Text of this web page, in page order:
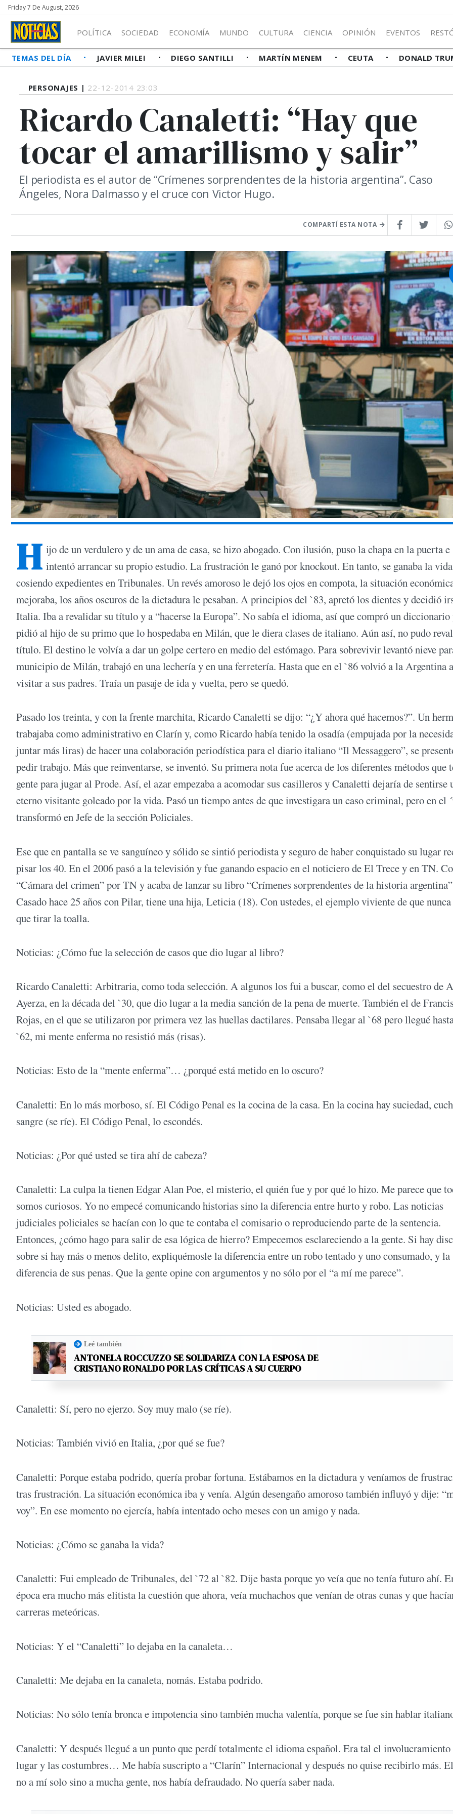
Friday 7 De August, 2026
POLÍTICA SOCIEDAD ECONOMÍA MUNDO CULTURA CIENCIA OPINIÓN EVENTOS
TEMAS DEL DÍA JAVIER MILEI DIEGO SANTILLI MARTÍN MENEM CEUTA DONALD
PERSONAJES | 22-12-2014 23:03
Ricardo Canaletti: “Hay que
tocar el amarillismo y salir”
El periodista es el autor de “Crímenes sorprendentes de la historia argentina”. Caso
Ángeles, Nora Dalmasso y el cruce con Victor Hugo.
COMPARTÍ ESTA NOTA
H ijo de un verdulero y de un ama de casa, se hizo abogado. Con ilusión, puso la chapa en la puerta e
intentó arrancar su propio estudio. La frustración le ganó por knockout. En tanto, se ganaba la vida
cosiendo expedientes en Tribunales. Un revés amoroso le dejó los ojos en compota, la situación
mejoraba, los años oscuros de la dictadura le pesaban. A principios del `83, apretó los dientes y decidió
Italia. Iba a revalidar su título y a “hacerse la Europa”. No sabía el idioma, así que compró un
pidió al hijo de su primo que lo hospedaba en Milán, que le diera clases de italiano. Aún así, no pudo
título. El destino le volvía a dar un golpe certero en medio del estómago. Para sobrevivir levantó nieve
municipio de Milán, trabajó en una lechería y en una ferretería. Hasta que en el `86 volvió a la Argentina a
visitar a sus padres. Traía un pasaje de ida y vuelta, pero se quedó.
Pasado los treinta, y con la frente marchita, Ricardo Canaletti se dijo: “¿Y ahora qué hacemos?”. Un
trabajaba como administrativo en Clarín y, como Ricardo había tenido la osadía (empujada por la
juntar más liras) de hacer una colaboración periodística para el diario italiano “Il Messaggero”, se
pedir trabajo. Más que reinventarse, se inventó. Su primera nota fue acerca de los diferentes métodos que
gente para jugar al Prode. Así, el azar empezaba a acomodar sus casilleros y Canaletti dejaría de sentirse
eterno visitante goleado por la vida. Pasó un tiempo antes de que investigara un caso criminal, pero en el
transformó en Jefe de la sección Policiales.
Ese que en pantalla se ve sanguíneo y sólido se sintió periodista y seguro de haber conquistado su lugar
pisar los 40. En el 2006 pasó a la televisión y fue ganando espacio en el noticiero de El Trece y en TN.
“Cámara del crimen” por TN y acaba de lanzar su libro “Crímenes sorprendentes de la historia
Casado hace 25 años con Pilar, tiene una hija, Leticia (18). Con ustedes, el ejemplo viviente de que
que tirar la toalla.
Noticias: ¿Cómo fue la selección de casos que dio lugar al libro?
Ricardo Canaletti: Arbitraria, como toda selección. A algunos los fui a buscar, como el del secuestro de
Ayerza, en la década del `30, que dio lugar a la media sanción de la pena de muerte. También el de
Rojas, en el que se utilizaron por primera vez las huellas dactilares. Pensaba llegar al `68 pero llegué
`62, mi mente enferma no resistió más (risas).
Noticias: Esto de la “mente enferma”… ¿porqué está metido en lo oscuro?
Canaletti: En lo más morboso, sí. El Código Penal es la cocina de la casa. En la cocina hay suciedad,
sangre (se ríe). El Código Penal, lo escondés.
Noticias: ¿Por qué usted se tira ahí de cabeza?
Canaletti: La culpa la tienen Edgar Alan Poe, el misterio, el quién fue y por qué lo hizo. Me parece que
somos curiosos. Yo no empecé comunicando historias sino la diferencia entre hurto y robo. Las noticias
judiciales policiales se hacían con lo que te contaba el comisario o reproduciendo parte de la sentencia.
Entonces, ¿cómo hago para salir de esa lógica de hierro? Empecemos esclareciendo a la gente. Si hay
sobre si hay más o menos delito, expliquémosle la diferencia entre un robo tentado y uno consumado, y la
diferencia de sus penas. Que la gente opine con argumentos y no sólo por el “a mí me parece”.
Noticias: Usted es abogado.
Leé también
ANTONELA ROCCUZZO SE SOLIDARIZA CON LA ESPOSA DE
CRISTIANO RONALDO POR LAS CRÍTICAS A SU CUERPO
Canaletti: Sí, pero no ejerzo. Soy muy malo (se ríe).
Noticias: También vivió en Italia, ¿por qué se fue?
Canaletti: Porque estaba podrido, quería probar fortuna. Estábamos en la dictadura y veníamos de
tras frustración. La situación económica iba y venía. Algún desengaño amoroso también influyó y dije:
voy”. En ese momento no ejercía, había intentado ocho meses con un amigo y nada.
Noticias: ¿Cómo se ganaba la vida?
Canaletti: Fui empleado de Tribunales, del `72 al `82. Dije basta porque yo veía que no tenía futuro ahí.
época era mucho más elitista la cuestión que ahora, veía muchachos que venían de otras cunas y que
carreras meteóricas.
Noticias: Y el “Canaletti” lo dejaba en la canaleta…
Canaletti: Me dejaba en la canaleta, nomás. Estaba podrido.
Noticias: No sólo tenía bronca e impotencia sino también mucha valentía, porque se fue sin hablar
Canaletti: Y después llegué a un punto que perdí totalmente el idioma español. Era tal el involucramiento
lugar y las costumbres… Me había suscripto a “Clarín” Internacional y después no quise recibirlo más.
no a mí solo sino a mucha gente, nos había defraudado. No quería saber nada.